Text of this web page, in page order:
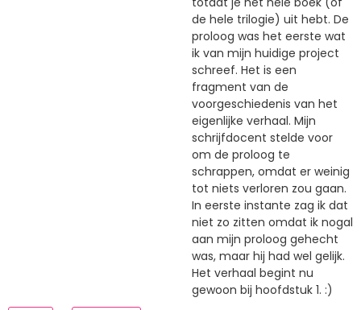
de hele trilogie) uit hebt. De
proloog was het eerste wat
ik van mijn huidige project
schreef. Het is een
fragment van de
voorgeschiedenis van het
eigenlijke verhaal. Mijn
schrijfdocent stelde voor
om de proloog te
schrappen, omdat er weinig
tot niets verloren zou gaan.
In eerste instante zag ik dat
niet zo zitten omdat ik nogal
aan mijn proloog gehecht
was, maar hij had wel gelijk.
Het verhaal begint nu
gewoon bij hoofdstuk 1. :)